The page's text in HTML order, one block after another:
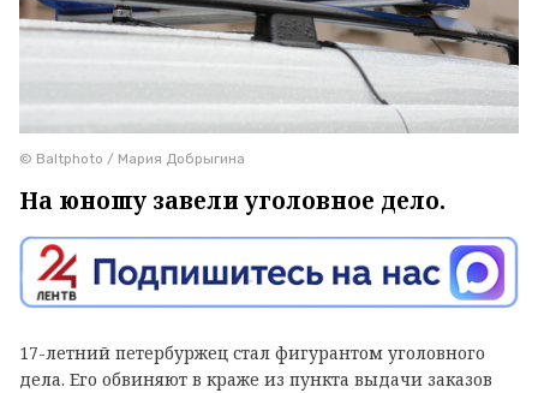
© Baltphoto / Мария Добрыгина
На юношу завели уголовное дело.
17-летний петербуржец стал фигурантом уголовного
дела. Его обвиняют в краже из пункта выдачи заказов